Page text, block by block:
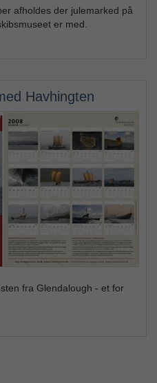
afholdes der julemarked på
er med.
Havhingten
fra Glendalough - et for